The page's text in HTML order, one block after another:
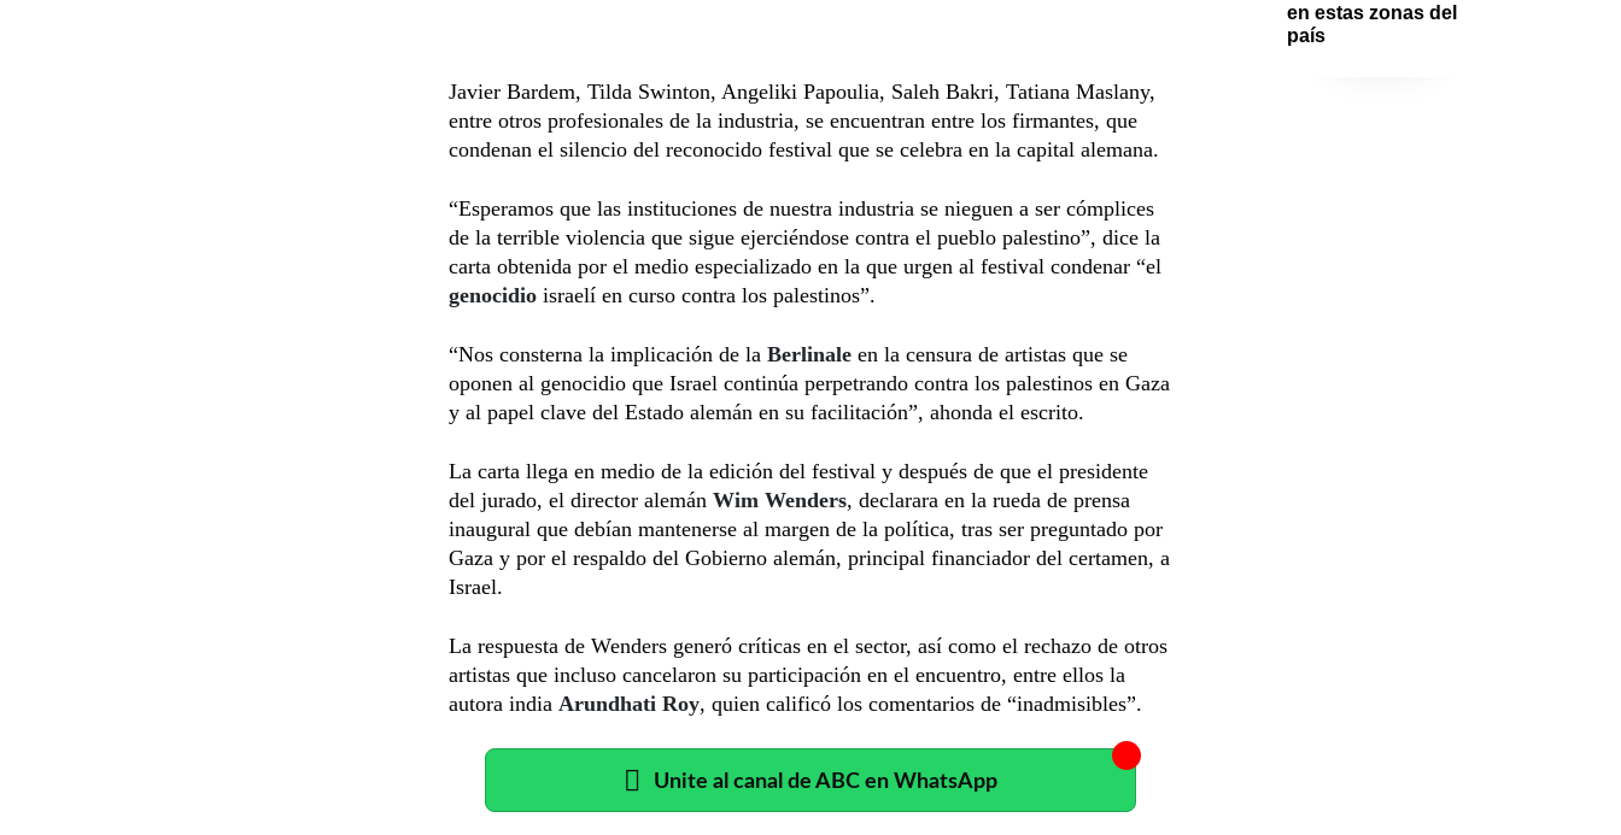
en estas zonas del
país
Javier Bardem, Tilda Swinton, Angeliki Papoulia, Saleh Bakri, Tatiana Maslany,
entre otros profesionales de la industria, se encuentran entre los firmantes, que
condenan el silencio del reconocido festival que se celebra en la capital alemana.
“Esperamos que las instituciones de nuestra industria se nieguen a ser cómplices
de la terrible violencia que sigue ejerciéndose contra el pueblo palestino”, dice la
carta obtenida por el medio especializado en la que urgen al festival condenar “el
genocidio israelí en curso contra los palestinos”.
“Nos consterna la implicación de la Berlinale en la censura de artistas que se
oponen al genocidio que Israel continúa perpetrando contra los palestinos en Gaza
y al papel clave del Estado alemán en su facilitación”, ahonda el escrito.
La carta llega en medio de la edición del festival y después de que el presidente
del jurado, el director alemán Wim Wenders, declarara en la rueda de prensa
inaugural que debían mantenerse al margen de la política, tras ser preguntado por
Gaza y por el respaldo del Gobierno alemán, principal financiador del certamen, a
Israel.
La respuesta de Wenders generó críticas en el sector, así como el rechazo de otros
artistas que incluso cancelaron su participación en el encuentro, entre ellos la
autora india Arundhati Roy, quien calificó los comentarios de “inadmisibles”.
Unite al canal de ABC en WhatsApp